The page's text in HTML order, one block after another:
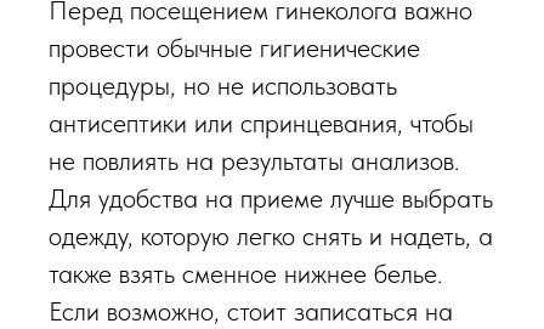
Перед посещением гинеколога важно
провести обычные гигиенические
процедуры, но не использовать
антисептики или спринцевания, чтобы
не повлиять на результаты анализов.
Для удобства на приеме лучше выбрать
одежду, которую легко снять и надеть, а
также взять сменное нижнее белье.
Если возможно, стоит записаться на